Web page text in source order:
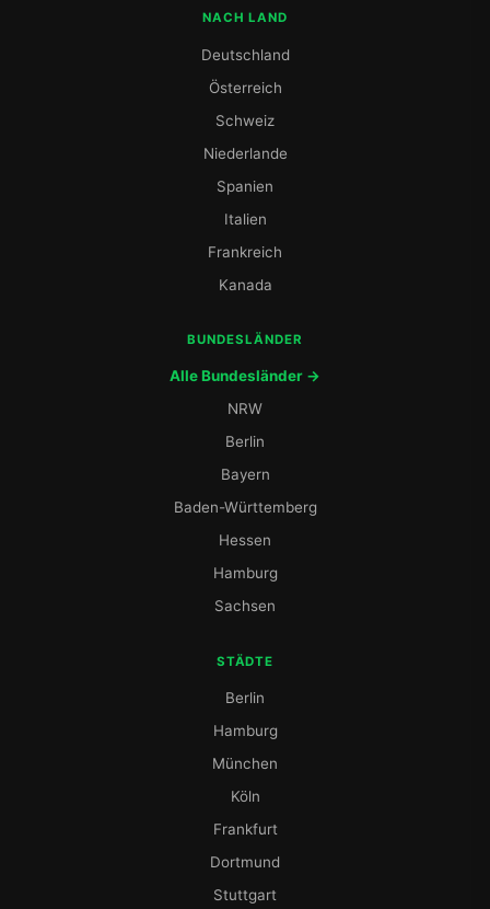
NACH LAND
Deutschland
Österreich
Schweiz
Niederlande
Spanien
Italien
Frankreich
Kanada
BUNDESLÄNDER
Alle Bundesländer →
NRW
Berlin
Bayern
Baden-Württemberg
Hessen
Hamburg
Sachsen
STÄDTE
Berlin
Hamburg
München
Köln
Frankfurt
Dortmund
Stuttgart